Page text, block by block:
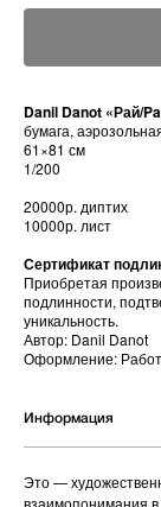
Danil Danot «Рай/
бумага,
61×81 см
1/200
20000р. диптих
10000р. лист
Сертификат
Приобретая
подлинности,
уникальность.
Автор: Danil Danot
Оформление:
Информация
Это —